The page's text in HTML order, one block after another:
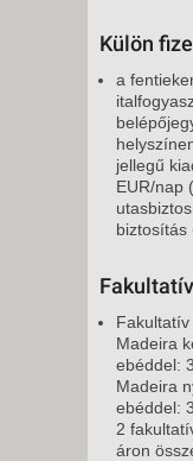
Külön
a
jellegű
EUR/nap
biztosítás
Madeira
ebéddel:
Madeira
ebéddel:
2
áron